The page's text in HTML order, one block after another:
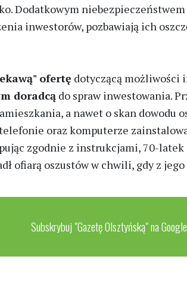
Dodatkowym
inwestorów, pozbawiają ich
ofertę dotyczącą możliwości
doradcą do spraw inwestowania.
a nawet o skan dowodu
oraz komputerze
zgodnie z instrukcjami, 70-
ofiarą oszustów w chwili, gdy z
Subskrybuj "Gazetę Olsztyńską" na